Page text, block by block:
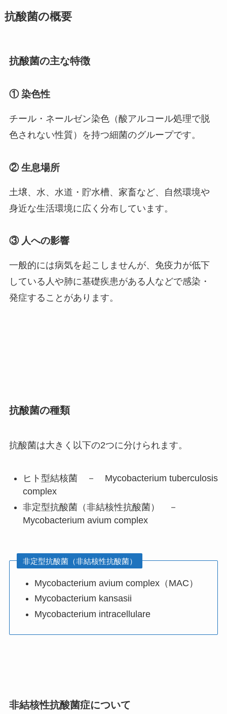
抗酸菌の概要
抗酸菌の主な特徴
① 染色性
チール・ネールゼン染色（酸アルコール処理で脱
色されない性質）を持つ細菌のグループです。
② 生息場所
土壌、水、水道・貯水槽、家畜など、自然環境や
身近な生活環境に広く分布しています。
③ 人への影響
一般的には病気を起こしませんが、免疫力が低下
している人や肺に基礎疾患がある人などで感染・
発症することがあります。
抗酸菌の種類
抗酸菌は大きく以下の2つに分けられます。
ヒト型結核菌 － Mycobacterium tuberculosis
complex
非定型抗酸菌（非結核性抗酸菌） －
Mycobacterium avium complex
非定型抗酸菌（非結核性抗酸菌）
Mycobacterium avium complex（MAC）
Mycobacterium kansasii
Mycobacterium intracellulare
非結核性抗酸菌症について